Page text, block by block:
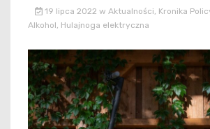
19 lipca 2022 w Aktualności, Kronika
Alkohol, Hulajnoga elektryczna